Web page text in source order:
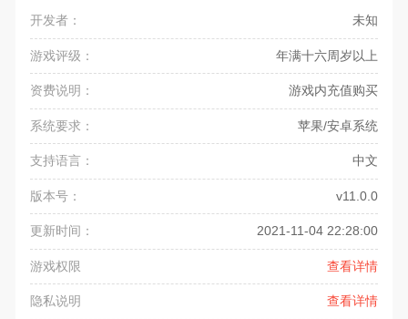
开发者： 未知
游戏评级： 年满十六周岁以上
资费说明： 游戏内充值购买
系统要求： 苹果/安卓系统
支持语言： 中文
版本号： v11.0.0
更新时间： 2021-11-04 22:28:00
游戏权限 查看详情
隐私说明 查看详情